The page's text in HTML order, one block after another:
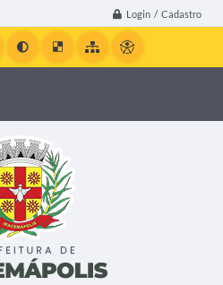
Login / Cadastro